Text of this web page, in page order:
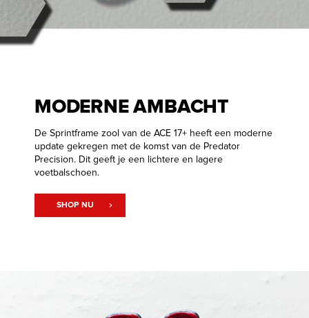
MODERNE AMBACHT
De Sprintframe zool van de ACE 17+ heeft een moderne
update gekregen met de komst van de Predator
Precision. Dit geeft je een lichtere en lagere
voetbalschoen.
SHOP NU